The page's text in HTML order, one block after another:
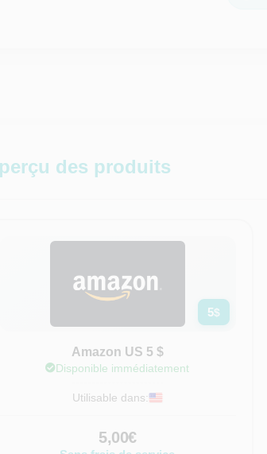
des produits
5$
Amazon US 5 $
Disponible immédiatement
Utilisable dans:
5,00€